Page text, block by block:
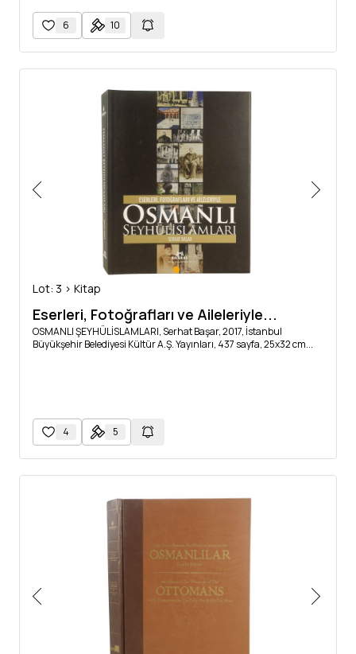
6 10
Lot: 3 > Kitap
Eserleri, Fotoğrafları ve Aileleriyle...
OSMANLI ŞEYHÜLİSLAMLARI, Serhat Başar, 2017, İstanbul
Büyükşehir Belediyesi Kültür A.Ş. Yayınları, 437 sayfa, 25x32 cm...
4 5